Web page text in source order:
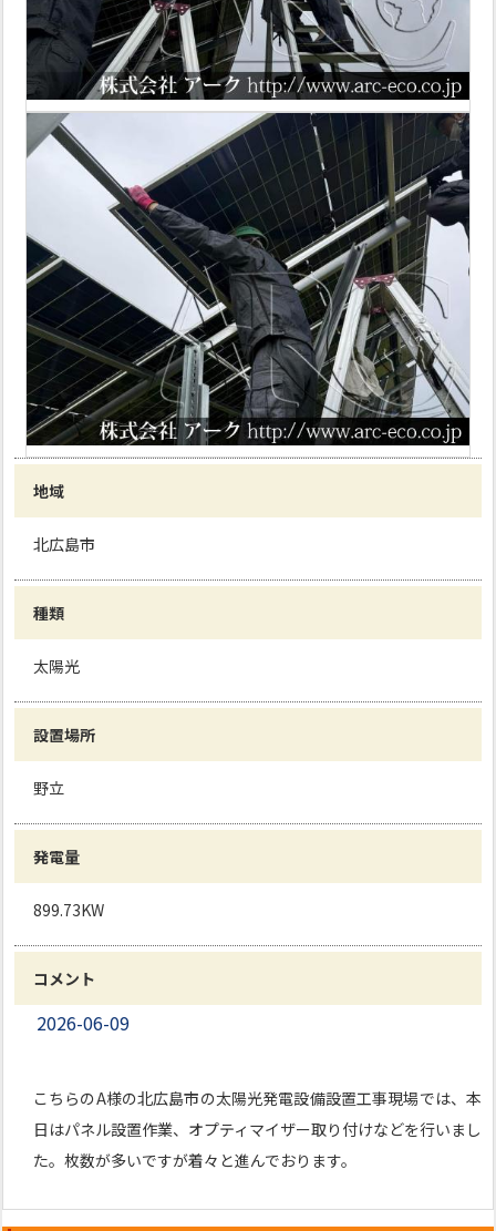
地域
北広島市
種類
太陽光
設置場所
野立
発電量
899.73KW
コメント
2026-06-09
こちらのA様の北広島市の太陽光発電設備設置工事現場では、本
日はパネル設置作業、オプティマイザー取り付けなどを行いまし
た。枚数が多いですが着々と進んでおります。